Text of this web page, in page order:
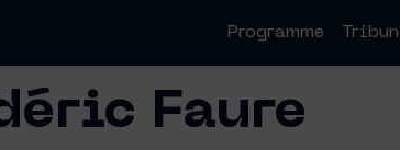
Programme
Faure